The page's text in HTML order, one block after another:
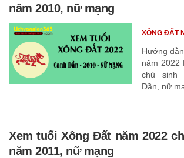
năm 2010, nữ mạng
Hướng
năm 2022
chủ sinh
Dần, nữ
XÔNG ĐẤT
Xem tuổi Xông Đất năm 2022
năm 2011, nữ mạng